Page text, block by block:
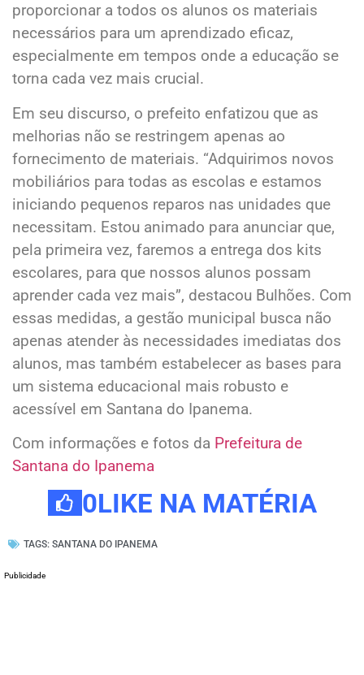
proporcionar a todos os alunos os materiais
necessários para um aprendizado eficaz,
especialmente em tempos onde a educação se
torna cada vez mais crucial.
Em seu discurso, o prefeito enfatizou que as
melhorias não se restringem apenas ao
fornecimento de materiais. “Adquirimos novos
mobiliários para todas as escolas e estamos
iniciando pequenos reparos nas unidades que
necessitam. Estou animado para anunciar que,
pela primeira vez, faremos a entrega dos kits
escolares, para que nossos alunos possam
aprender cada vez mais”, destacou Bulhões. Com
essas medidas, a gestão municipal busca não
apenas atender às necessidades imediatas dos
alunos, mas também estabelecer as bases para
um sistema educacional mais robusto e
acessível em Santana do Ipanema.
Com informações e fotos da Prefeitura de
Santana do Ipanema
0LIKE NA MATÉRIA
TAGS: SANTANA DO IPANEMA
Publicidade